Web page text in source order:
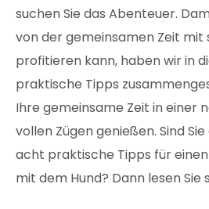
suchen Sie das Abenteuer.
von der gemeinsamen Zeit mit
profitieren kann, haben wir in
praktische Tipps
Ihre gemeinsame Zeit in einer
vollen Zügen genießen. Sind
acht praktische Tipps für
mit dem Hund? Dann lesen Sie